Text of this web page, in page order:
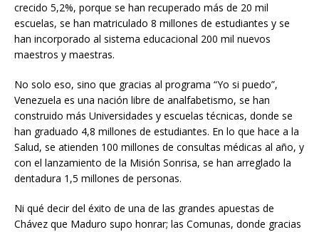
crecido 5,2%, porque se han recuperado más de 20 mil
escuelas, se han matriculado 8 millones de estudiantes y se
han incorporado al sistema educacional 200 mil nuevos
maestros y maestras.
No solo eso, sino que gracias al programa “Yo si puedo”,
Venezuela es una nación libre de analfabetismo, se han
construido más Universidades y escuelas técnicas, donde se
han graduado 4,8 millones de estudiantes. En lo que hace a la
Salud, se atienden 100 millones de consultas médicas al año, y
con el lanzamiento de la Misión Sonrisa, se han arreglado la
dentadura 1,5 millones de personas.
Ni qué decir del éxito de una de las grandes apuestas de
Chávez que Maduro supo honrar; las Comunas, donde gracias